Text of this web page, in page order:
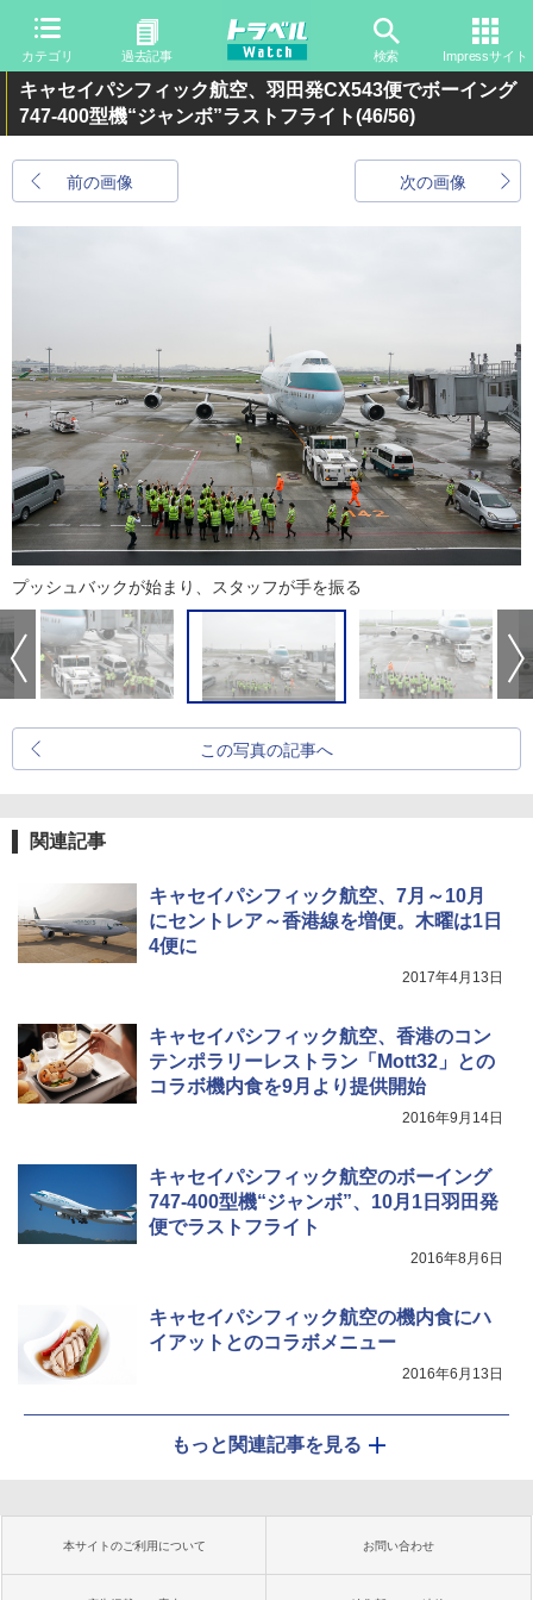
カテゴリ 過去記事 検索 Impressサイト
キャセイパシフィック航空、羽田発CX543便でボーイング
747-400型機“ジャンボ”ラストフライト(46/56)
前の画像 次の画像
プッシュバックが始まり、スタッフが手を振る
この写真の記事へ
関連記事
キャセイパシフィック航空、7月～10月
にセントレア～香港線を増便。木曜は1日
4便に
2017年4月13日
キャセイパシフィック航空、香港のコン
テンポラリーレストラン「Mott32」との
コラボ機内食を9月より提供開始
2016年9月14日
キャセイパシフィック航空のボーイング
747-400型機“ジャンボ”、10月1日羽田発
便でラストフライト
2016年8月6日
キャセイパシフィック航空の機内食にハ
イアットとのコラボメニュー
2016年6月13日
もっと関連記事を見る
本サイトのご利用について お問い合わせ